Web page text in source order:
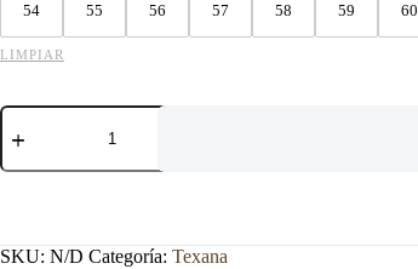
54 55 56 57 58 59 60
LIMPIAR
TEXANA
WEST
8X
SKU: N/D Categoría: Texana